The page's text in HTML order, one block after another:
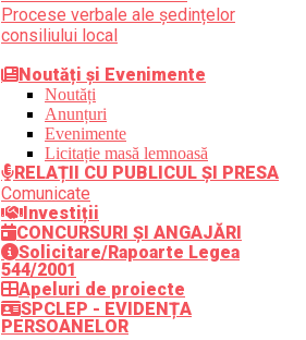
Procese verbale ale ședințelor
consiliului local
Noutăți și Evenimente
Noutăți
Anunțuri
Evenimente
Licitație masă lemnoasă
RELAȚII CU PUBLICUL ȘI PRESA
Comunicate
Investiții
CONCURSURI ȘI ANGAJĂRI
Solicitare/Rapoarte Legea
544/2001
Apeluri de proiecte
SPCLEP - EVIDENȚA
PERSOANELOR